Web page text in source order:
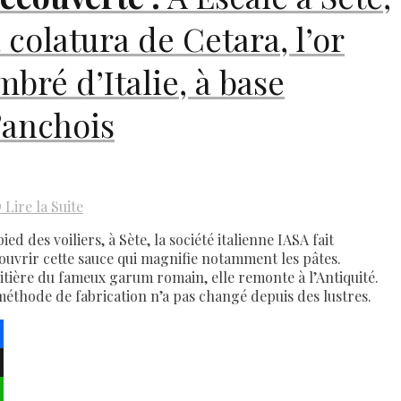
colatura de Cetara, l’or
d’Italie, à base
Lire la Suite
des voiliers, à Sète, la société italienne IASA fait
cette sauce qui magnifie notamment les pâtes.
du fameux garum romain, elle remonte à l’Antiquité.
de fabrication n’a pas changé depuis des lustres.